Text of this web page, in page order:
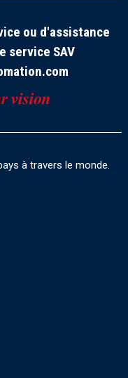
ou d'assistance
service SAV
à travers le monde.